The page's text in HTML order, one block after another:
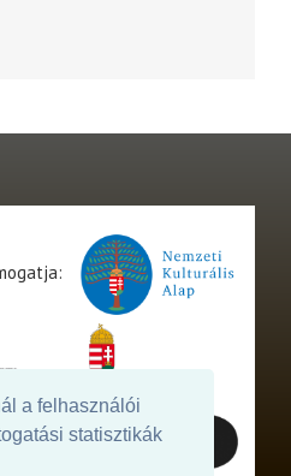
a felhasználói
statisztikák